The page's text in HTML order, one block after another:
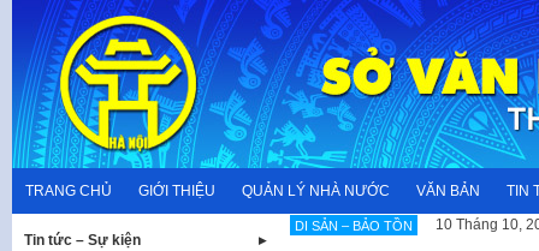
content
TRANG CHỦ GIỚI THIỆU QUẢN LÝ NHÀ NƯỚC VĂN BẢN TIN
DI SẢN – BẢO TỒN 10 Tháng 10,
Tin tức – Sự kiện